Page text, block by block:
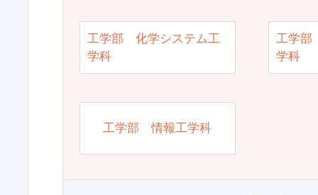
工学部 化学システム工
学科
工学部
学科
工学部 情報工学科